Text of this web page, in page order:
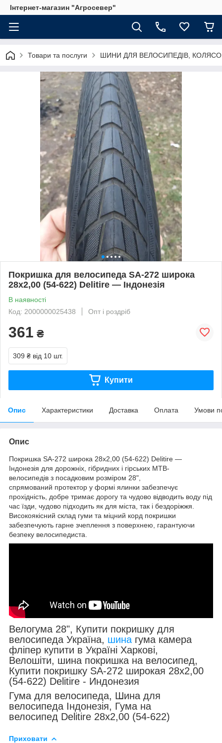
Інтернет-магазин "Агросевер"
Товари та послуги ШИНИ ДЛЯ ВЕЛОСИПЕДІВ,
Покришка для велосипеда SA-272 широка
28x2,00 (54-622) Delitire — Індонезія
В наявності
Код: 2000000025438
Опт і роздріб
361 ₴
309 ₴ від 10 шт.
Купити
Опис Характеристики Доставка Оплата Умови
Опис
Покришка SA-272 широка 28x2,00 (54-622) Delitire —
Індонезія для дорожніх, гібридних і гірських MTB-
велосипедів з посадковим розміром 28",
спрямований протектор у формі ялинки забезпечує
прохідність, добре тримає дорогу та чудово відводить воду під
час їзди, чудово підходить як для міста, так і бездоріжжя.
Високоякісний склад гуми та міцний корд покришки
забезпечують гарне зчеплення з поверхнею, гарантуючи
безпеку велосипедиста.
Велогума 28", Купити покришку для
велосипеда Україна, шина гума камера
фліпер купити в Україні Харкові,
Велошіти, шина покришка на велосипед,
Купити покришку SA-272 широкая 28x2,00
(54-622) Delitire - Индонезия
Гума для велосипеда, Шина для
велосипеда Індонезія, Гума на
велосипед Delitire 28x2,00 (54-622)
Приховати